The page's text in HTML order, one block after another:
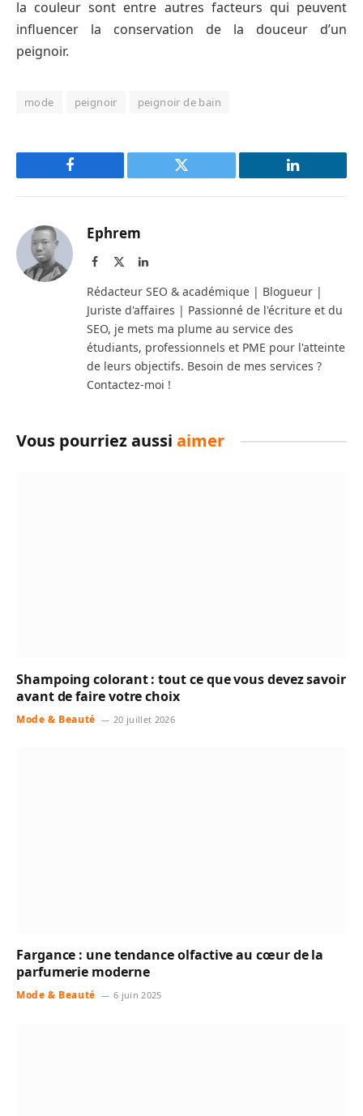
la couleur sont entre autres facteurs qui peuvent
influencer la conservation de la douceur d’un
peignoir.
mode peignoir peignoir de bain
Facebook Twitter LinkedIn
Ephrem
Facebook LinkedIn
Rédacteur SEO & académique | Blogueur |
Juriste d'affaires | Passionné de l'écriture et du
SEO, je mets ma plume au service des
étudiants, professionnels et PME pour l'atteinte
de leurs objectifs. Besoin de mes services ?
Contactez-moi !
Vous pourriez aussi aimer
Shampoing colorant : tout ce que vous devez savoir
avant de faire votre choix
Mode & Beauté 20 juillet 2026
Fargance : une tendance olfactive au cœur de la
parfumerie moderne
Mode & Beauté 6 juin 2025